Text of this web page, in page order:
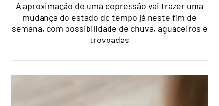
A aproximação de uma depressão vai trazer uma
mudança do estado do tempo já neste fim de
semana, com possibilidade de chuva, aguaceiros e
trovoadas